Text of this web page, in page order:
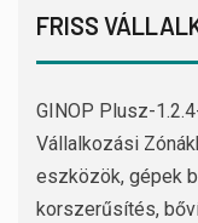
FRISS
GINOP Plusz-
Vállalkozási
eszközök, gépek
korszerűsítés,